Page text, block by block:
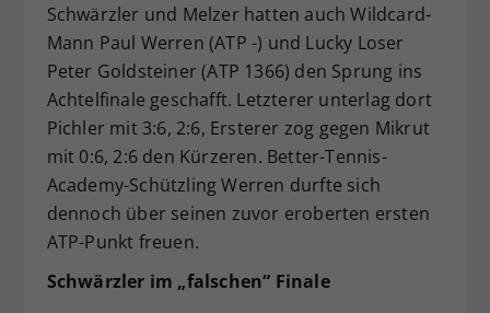
Schwärzler und Melzer hatten auch Wildcard-
Mann Paul Werren (ATP -) und Lucky Loser
Peter Goldsteiner (ATP 1366) den Sprung ins
Achtelfinale geschafft. Letzterer unterlag dort
Pichler mit 3:6, 2:6, Ersterer zog gegen Mikrut
mit 0:6, 2:6 den Kürzeren. Better-Tennis-
Academy-Schützling Werren durfte sich
dennoch über seinen zuvor eroberten ersten
ATP-Punkt freuen.
Schwärzler im „falschen“ Finale